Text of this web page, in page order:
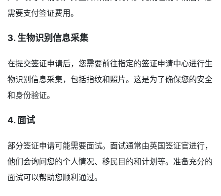
需要支付签证费用。
3. 生物识别信息采集
在提交签证申请后，您需要前往指定的签证申请中心进行生
物识别信息采集，包括指纹和照片。这是为了确保您的安全
和身份验证。
4. 面试
部分签证申请可能需要面试。面试通常由英国签证官进行，
他们会询问您的个人情况、移民目的和计划等。准备充分的
面试可以帮助您顺利通过。